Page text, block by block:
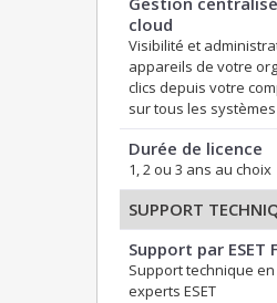
cloud
Visibilité et
appareils de votre
clics depuis votre
sur tous les
Durée de licence
1, 2 ou 3 ans au choix
SUPPORT
Support par ESET
Support technique
experts ESET